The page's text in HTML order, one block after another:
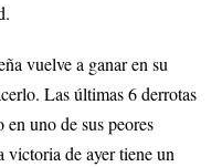
vuelve a ganar en su
Las últimas 6 derrotas
uno de sus peores
victoria de ayer tiene un